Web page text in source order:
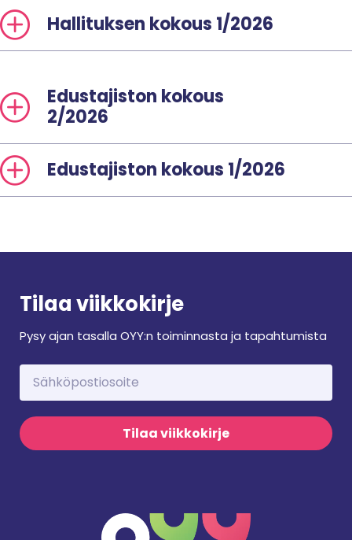
Hallituksen kokous 1/2026
Edustajiston kokous
2/2026
Edustajiston kokous 1/2026
Tilaa viikkokirje
Pysy ajan tasalla OYY:n toiminnasta ja tapahtumista
Tilaa viikkokirje